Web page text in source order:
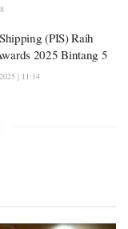
(PIS) Raih
2025 Bintang 5
| 11:14